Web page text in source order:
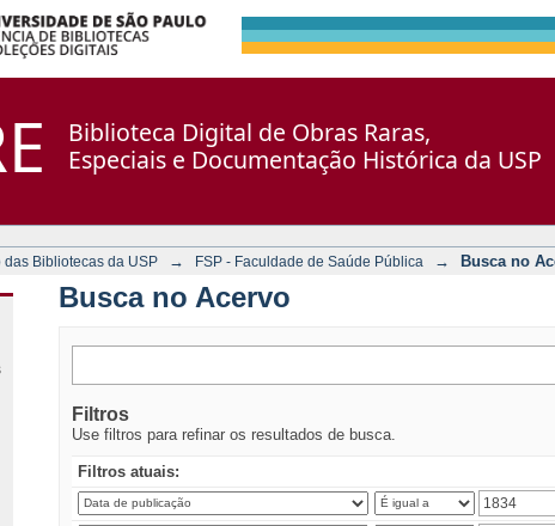
Biblioteca Digital de Obras Raras,
Especiais e Documentação Histórica da USP
das Bibliotecas da USP → FSP - Faculdade de Saúde Pública → Busca no
Busca no Acervo
Filtros
Use filtros para refinar os resultados de busca.
Filtros atuais: